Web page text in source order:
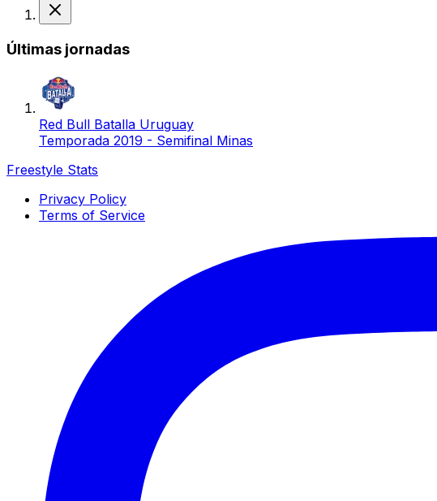
Últimas jornadas
Red Bull Batalla Uruguay
Temporada 2019 - Semifinal Minas
Freestyle Stats
Privacy Policy
Terms of Service